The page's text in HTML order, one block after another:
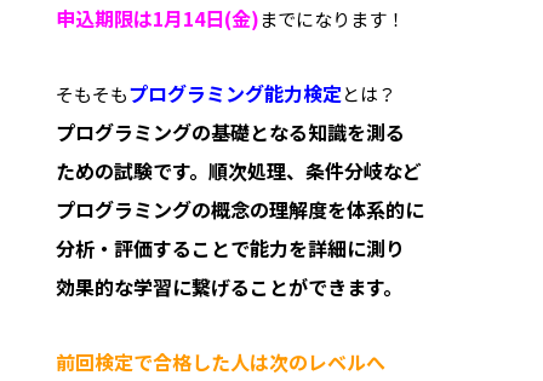
申込期限は1月14日(金)までになります！
そもそもプログラミング能力検定とは？
プログラミングの基礎となる知識を測る
ための試験です。順次処理、条件分岐など
プログラミングの概念の理解度を体系的に
分析・評価することで能力を詳細に測り
効果的な学習に繋げることができます。
前回検定で合格した人は次のレベルへ